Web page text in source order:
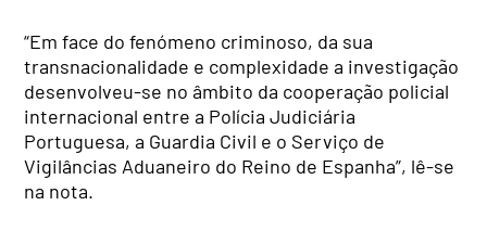
“Em face do fenómeno criminoso, da sua
transnacionalidade e complexidade a investigação
desenvolveu-se no âmbito da cooperação policial
internacional entre a Polícia Judiciária
Portuguesa, a Guardia Civil e o Serviço de
Vigilâncias Aduaneiro do Reino de Espanha”, lê-se
na nota.